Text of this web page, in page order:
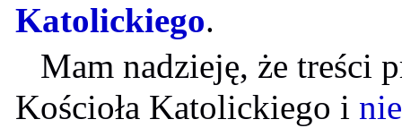
Katolickiego.
Mam nadzieję, że treści
Kościoła Katolickiego i